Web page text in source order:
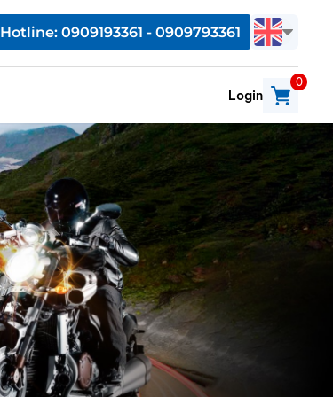
Hotline: 0909193361 - 0909793361
Login
0